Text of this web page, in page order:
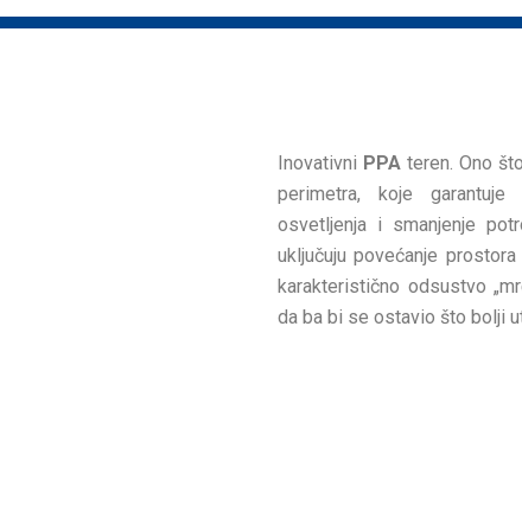
Inovativni PPA teren. Ono
perimetra, koje garantuje
osvetljenja i smanjenje
uključuju povećanje
karakteristično odsustvo
da ba bi se ostavio što bolji